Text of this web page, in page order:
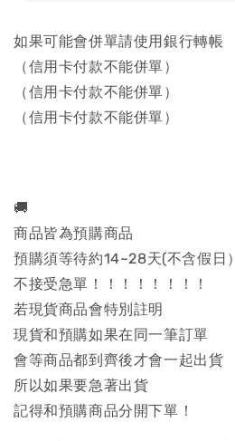
如果可能會併單請使用銀行轉帳
（信用卡付款不能併單）
（信用卡付款不能併單）
（信用卡付款不能併單）
🚚
商品皆為預購商品
預購須等待約14~28天(不含假日）
不接受急單！！！！！！！！
若現貨商品會特別註明
現貨和預購如果在同一筆訂單
會等商品都到齊後才會一起出貨
所以如果要急著出貨
記得和預購商品分開下單！